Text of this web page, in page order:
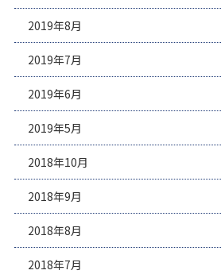
2019年8月
2019年7月
2019年6月
2019年5月
2018年10月
2018年9月
2018年8月
2018年7月